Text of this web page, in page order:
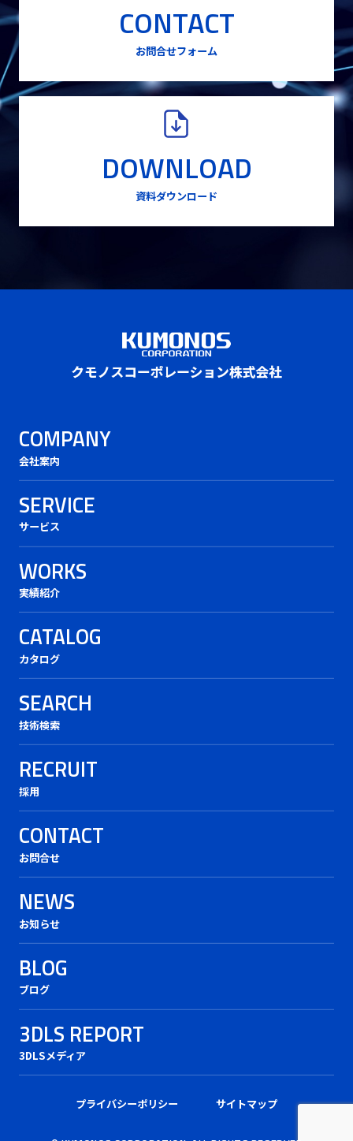
CONTACT
お問合せフォーム
DOWNLOAD
資料ダウンロード
COMPANY
会社案内
SERVICE
サービス
WORKS
実績紹介
CATALOG
カタログ
SEARCH
技術検索
RECRUIT
採用
CONTACT
お問合せ
NEWS
お知らせ
BLOG
ブログ
3DLS REPORT
3DLSメディア
プライバシーポリシー サイトマップ